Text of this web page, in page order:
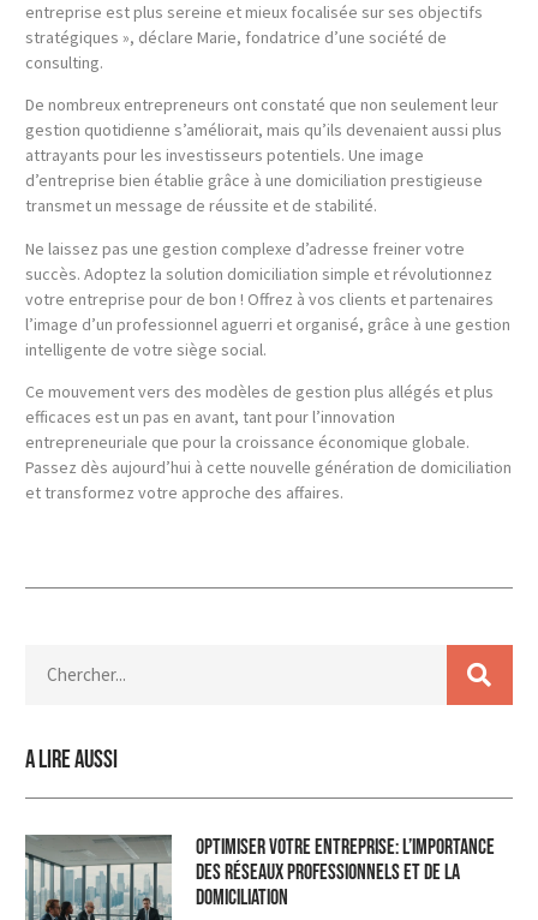
entreprise est plus sereine et mieux focalisée sur ses objectifs
stratégiques », déclare Marie, fondatrice d’une société de
consulting.
De nombreux entrepreneurs ont constaté que non seulement leur
gestion quotidienne s’améliorait, mais qu’ils devenaient aussi plus
attrayants pour les investisseurs potentiels. Une image
d’entreprise bien établie grâce à une domiciliation prestigieuse
transmet un message de réussite et de stabilité.
Ne laissez pas une gestion complexe d’adresse freiner votre
succès. Adoptez la solution domiciliation simple et révolutionnez
votre entreprise pour de bon ! Offrez à vos clients et partenaires
l’image d’un professionnel aguerri et organisé, grâce à une gestion
intelligente de votre siège social.
Ce mouvement vers des modèles de gestion plus allégés et plus
efficaces est un pas en avant, tant pour l’innovation
entrepreneuriale que pour la croissance économique globale.
Passez dès aujourd’hui à cette nouvelle génération de domiciliation
et transformez votre approche des affaires.
A lire aussi
Optimiser Votre Entreprise: L’Importance
des Réseaux Professionnels et de la
Domiciliation